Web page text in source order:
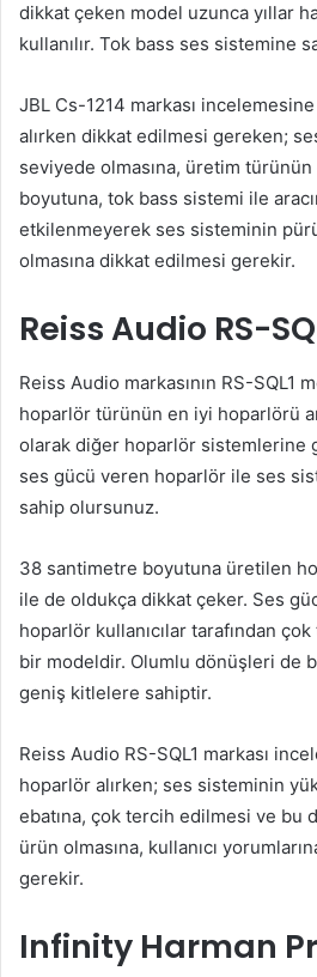
dikkat çeken model uzunca yıllar
kullanılır. Tok bass ses sistemine
JBL Cs-1214 markası
alırken dikkat edilmesi gereken;
seviyede olmasına, üretim türünün
boyutuna, tok bass sistemi ile
etkilenmeyerek ses sisteminin
olmasına dikkat edilmesi gerekir.
Reiss Audio RS-
Reiss Audio markasının RS-SQL1
hoparlör türünün en iyi hoparlörü
olarak diğer hoparlör sistemlerine
ses gücü veren hoparlör ile ses
sahip olursunuz.
38 santimetre boyutuna üretilen
ile de oldukça dikkat çeker. Ses
hoparlör kullanıcılar tarafından
bir modeldir. Olumlu dönüşleri de
geniş kitlelere sahiptir.
Reiss Audio RS-SQL1 markası
hoparlör alırken; ses sisteminin
ebatına, çok tercih edilmesi ve bu
ürün olmasına, kullanıcı
gerekir.
Infinity Harman